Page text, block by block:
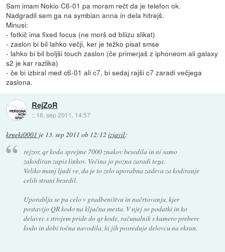
Sam imam Nokio C6-01 pa moram rečt da je telefon ok.
Nadgradil sem ga na symbian anna in dela hitrejš.
Minusi:
- fotkič ima fixed focus (ne morš od bliizu slikat)
- zaslon bi bil lahko večji, ker je težko pisat smse
- lahko bi bil boljši touch zaslon (če primerjaš z iphoneom ali galaxy
s2 je kar razlika)
- če bi izbiral med c6-01 ali c7, bi sedaj rajši c7 zaradi večjega
zaslona.
RejZoR
:: 16. sep 2011, 14:57
krneki0001 je 13. sep 2011 ob 12:12 izjavil:
rejzor, qr koda sprejme 7000 znakov besedila in ni samo
zakodiran zapis linkov. Večina jo pozna zaradi tega.
Veliko manj ljudi ve, da je to zelo uporabna zadeva za kodiranje
celih strani besedil.
Uporablja se pa celo v gradbeništvu in načrtovanju, kjer
postavijo QR kodo na ključna mesta. V njej so podatki in ko
delavec s strojem pride do qr kode, računalnik s kamero prebere
kodo in dobi točna navodila, ki jih posreduje delovcu na ekran.